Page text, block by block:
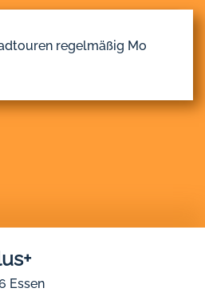
regelmäßig Mo
Essen